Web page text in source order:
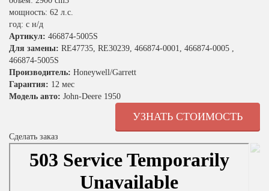
мощность: 62 л.с.
год: с н/д
Артикул: 466874-5005S
Для замены: RE47735, RE30239, 466874-0001, 466874-0005 ,
466874-5005S
Производитель: Honeywell/Garrett
Гарантия: 12 мес
Модель авто: John-Deere 1950
УЗНАТЬ СТОИМОСТЬ
Сделать заказ